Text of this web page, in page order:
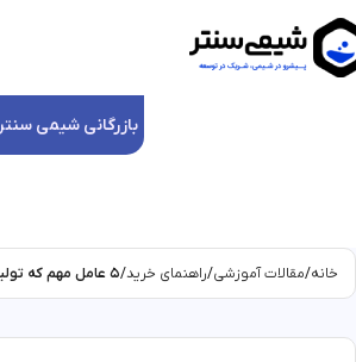
بازرگانی شیمی سنتر
خانه مقالات آموزشی راهنمای خرید 5 عامل مهم که تولیدکنندگان مواد غذایی در خرید مواد اولیه به دنبال آن هستند